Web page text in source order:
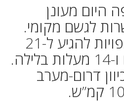
היום מעונן
לגשם מקומי.
הטמפרטורות צפויות להגיע ל-21
מעלות בצהריים ו-14 מעלות בלילה.
דרום-מערב